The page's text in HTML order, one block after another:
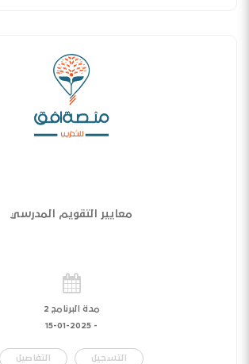
معايير التقويم المدرسي
مدة البرنامج 2
-
15-01-2025
التسجيل التفاصيل